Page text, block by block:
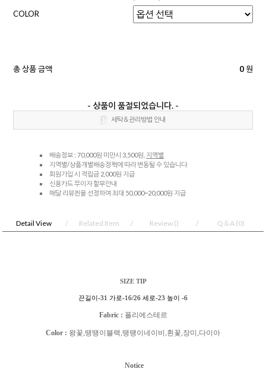
COLOR
총 상품 금액 0 원
- 상품이 품절되었습니다. -
세탁＆관리방법 안내
배송정보 : 70,000원 미만시 3,500원, 지역별
지역별/상품개별배송정책에 따라 변동될 수 있습니다
회원가입 시 적립금 2,000원 지급
신용카드 무이자 할부안내
매달 리뷰퀸을 선정하여 최대 50,000~20,000원 지급
Detail View Related Item Review () Q＆A (0)
SIZE TIP
끈길이-31 가로-16/26 세로-23 높이 -6
Fabric : 폴리에스테르
Color : 왕꽃,땡땡이블랙,땡떙이네이비 ,흰꽃,장미 ,다이아
Notice